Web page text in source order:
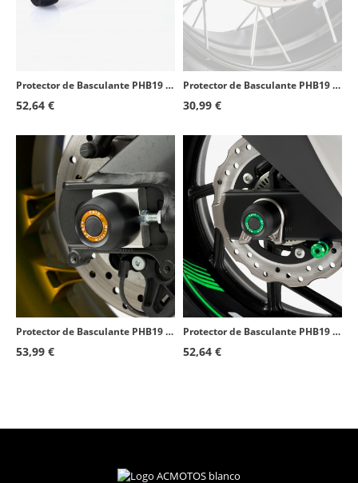
Protector de Basculante PHB19 Puig 20157N para Ducati Monster 821 (18-20)
52,64 €
Protector de Basculante PHB19 Puig 20030N para varios modelos de BMW
30,99 €
Protector de Basculante PHB19 Puig 20033N para Yamaha MT-10 (16-26), YZF-R1/R1 Race/R1M (15-26)
53,99 €
Protector de Basculante PHB19 Puig 20118N para Suzuki GSX-S750 (17-21)
52,64 €